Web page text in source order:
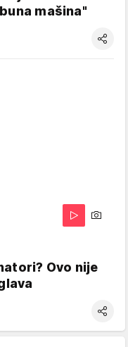
mašina"
Ovo nije